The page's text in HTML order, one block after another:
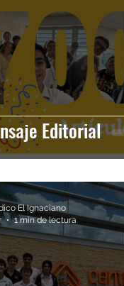
Editorial
El Ignaciano
1 min de lectura